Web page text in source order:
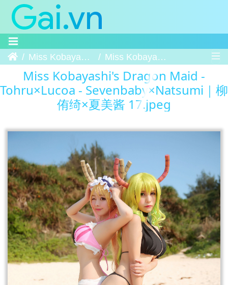
Trang chủMiss Kobayashi's Dragon Maid - Tohru×Lucoa - Sevenbaby×Natsumi｜柳侑绮×夏美酱 Miss Kobayashi's Dragon Maid - Tohru×Lucoa - Sevenbaby×Natsumi｜柳侑绮×夏美酱 17
Miss Kobayashi's Dragon Maid -
Tohru×Lucoa - Sevenbaby×Natsumi｜柳
侑绮×夏美酱 17.jpeg